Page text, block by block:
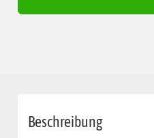
Beschreibung